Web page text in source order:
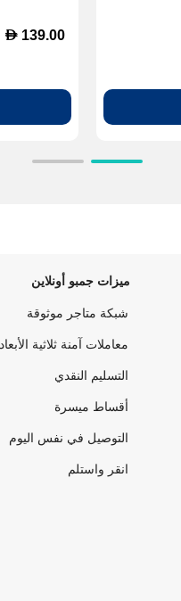
D 139.00
ميزات جمبو أونلاين
شبكة متاجر موثوقة
معاملات آمنة ثلاثية الأبعاد
التسليم النقدي
أقساط ميسرة
التوصيل في نفس اليوم
انقر واستلم